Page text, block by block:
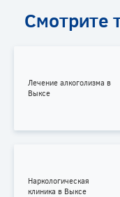
Смотрите
Лечение алкоголизма в
Выксе
Наркологическая
клиника в Выксе